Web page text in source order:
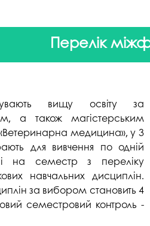
Перелік
вищу освіту за
а також магістерським
«Ветеринарна медицина», у 3
для вивчення по одній
на семестр з переліку
навчальних дисциплін.
за вибором становить 4
семестровий контроль -